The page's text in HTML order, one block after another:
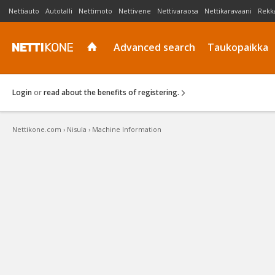
Nettiauto Autotalli Nettimoto Nettivene Nettivaraosa Nettikaravaani
Advanced search Taukopaikka
Login orread about the benefits of registering.
Nettikone.com › Nisula › Machine Information